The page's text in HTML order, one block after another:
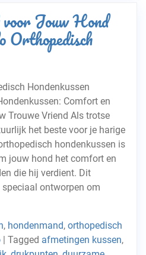
Jouw Hond
Orthopedisch
Hondenkussen
Comfort en
Trouwe Vriend Als trotse
het beste voor je harige
hondenkussen is
jouw hond het comfort en
die hij verdient. Dit
ontworpen om
, hondenmand, orthopedisch
| Tagged afmetingen kussen,